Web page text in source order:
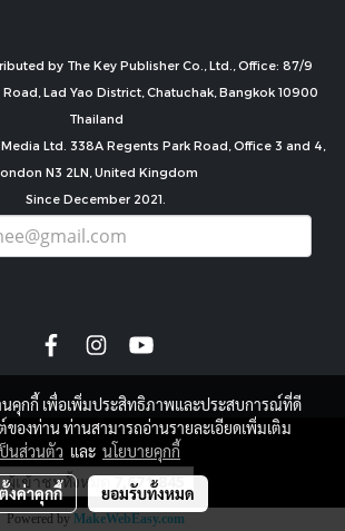
by The Key Publisher Co., Ltd., Office: 87/9
Lad Yao District, Chatuchak, Bangkok 10900
Thailand
Ltd. 338A Regents Park Road, Office 3 and 4,
N3 2LN, United Kingdom
Since December 2021.
copyright by
ผู้เข้าชมทั้งหมด7,671,845
Powered byMakeWebEasy.com
นคุกกี้ เพื่อเพิ่มประสิทธิภาพและประสบการณ์ที่ดี
ของท่าน ท่านสามารถอ่านรายละเอียดเพิ่มเติม
นส่วนตัว และ นโยบายคุกกี้
งค่าคุกกี้ ยอมรับทั้งหมด